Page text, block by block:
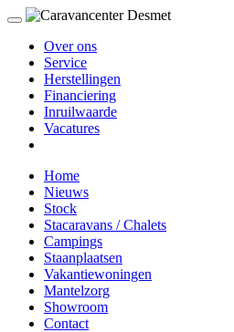
Over ons
Service
Herstellingen
Financiering
Inruilwaarde
Vacatures
Home
Nieuws
Stock
Stacaravans / Chalets
Campings
Staanplaatsen
Vakantiewoningen
Mantelzorg
Showroom
Contact